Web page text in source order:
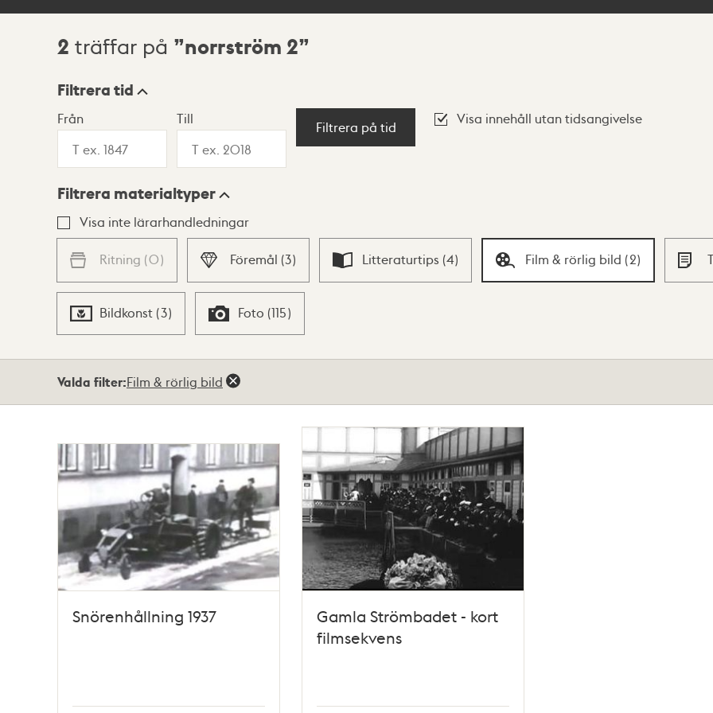
Sökresultat
2 träffar på norrström 2
Visningsläge
Lista Karta
Filtrera tid
Från Till
Filtrera på tid
Visa innehåll utan tidsangivelse
Filtrera materialtyper
Visa inte lärarhandledningar
Ritning (0) Föremål (3) Litteraturtips (4) Film & rörlig bild (2)
Bildkonst (3) Foto (115)
Valda filter:Film & rörlig bild
Snörenhållning 1937
Gamla Strömbadet - kort
filmsekvens